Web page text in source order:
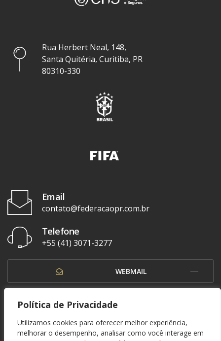
Política de Privacidade
Utilizamos cookies para oferecer melhor experiência,
melhorar o desempenho, analisar como você interage em
Rua Herbert Neal, 148,
Santa Quitéria, Curitiba, PR
80310-330
Email
contato@federacaopr.com.br
Telefone
+55 (41) 3071-3277
WEBMAIL
OUVIDORIA